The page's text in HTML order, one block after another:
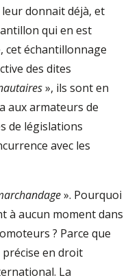
donnait déjà, et
qui en est
cet échantillonnage
des dites
», ils sont en
aux armateurs de
de législations
avec les
». Pourquoi
à aucun moment dans
? Parce que
en droit
La